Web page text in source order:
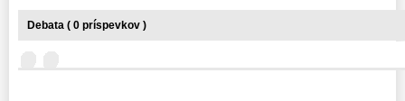
Debata ( 0 príspevkov )